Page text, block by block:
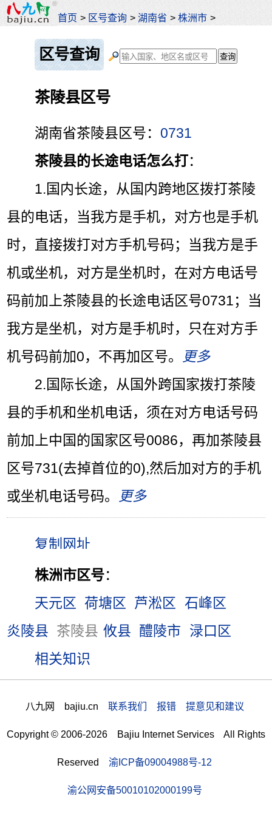
首页 > 区号查询 >湖南省 >株洲市 >
区号查询
茶陵县区号
湖南省茶陵县区号： 0731
茶陵县的长途电话怎么打：
1.国内长途，从国内跨地区拨打茶陵
县的电话，当我方是手机，对方也是手机
时，直接拨打对方手机号码；当我方是手
机或坐机，对方是坐机时，在对方电话号
码前加上茶陵县的长途电话区号0731；当
我方是坐机，对方是手机时，只在对方手
机号码前加0，不再加区号。
更多
2.国际长途，从国外跨国家拨打茶陵
县的手机和坐机电话，须在对方电话号码
前加上中国的国家区号0086，再加茶陵县
区号731(去掉首位的0),然后加对方的手机
或坐机电话号码。
更多
株洲市区号：
天元区 荷塘区 芦淞区 石峰区
炎陵县 茶陵县 攸县 醴陵市
渌口区
相关知识
八九网 bajiu.cn 联系我们 报错 提意见和建议
Copyright © 2006-2026 Bajiu Internet Services All Rights
Reserved 渝ICP备09004988号-12
渝公网安备50010102000199号